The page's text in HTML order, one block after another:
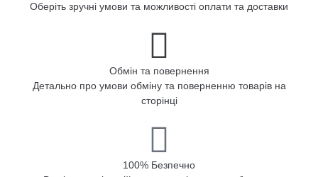
Оберіть зручні умови та можливості оплати та доставки
Обмін та повернення
Детально про умови обміну та поверненню товарів на
сторінці
100% Безпечно